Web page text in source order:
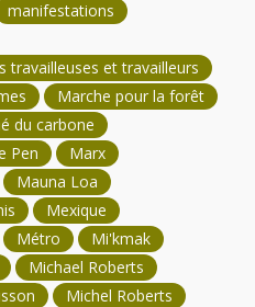
manifestations
travailleuses et travailleurs
Marche pour la forêt
du carbone
Pen
Marx
Mauna Loa
Mexique
Métro
Mi'kmak
Michael Roberts
Michel Roberts